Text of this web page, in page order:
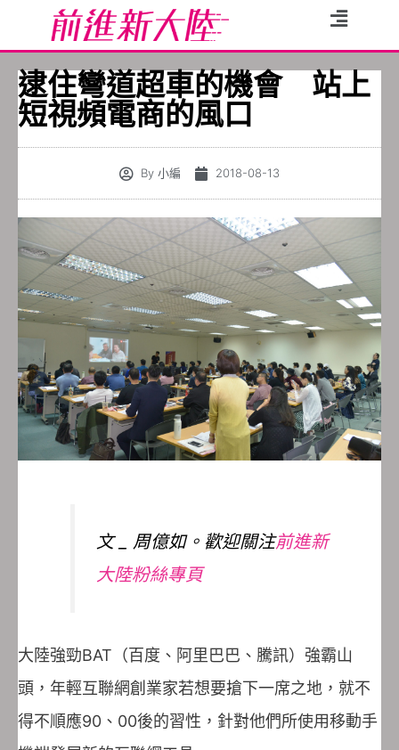
逮住彎道超車的機會 站上
短視頻電商的風口
By 小編 2018-08-13
文 _ 周億如。歡迎關注前進新
大陸粉絲專頁
大陸強勁BAT（百度、阿里巴巴、騰訊）強霸山
頭，年輕互聯網創業家若想要搶下一席之地，就不
得不順應90、00後的習性，針對他們所使用移動手